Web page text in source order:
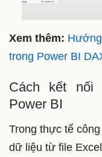
Xem thêm:
trong Power BI
Cách kết
Power BI
Trong thực tế
dữ liệu từ file